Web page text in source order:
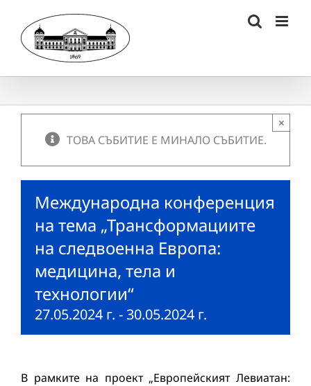
content
ТОВА СЪБИТИЕ Е МИНАЛО СЪБИТИЕ.
×
Международна конференция
на тема „Трансформациите
на следвоенна Европа:
медицина, тела и
технологии“
27.05.2024 г. -30.05.2024 г.
В рамките на проект „Европейският Левиатан: